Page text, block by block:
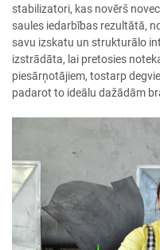
stabilizatori, kas novērš
saules iedarbības rezultātā,
savu izskatu un strukturālo
izstrādāta, lai pretosies
piesārņotājiem, tostarp
padarot to ideālu dažādām